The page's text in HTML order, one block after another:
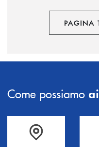
PAGINA
Come possiamo
Accedi all' elenco completoHai